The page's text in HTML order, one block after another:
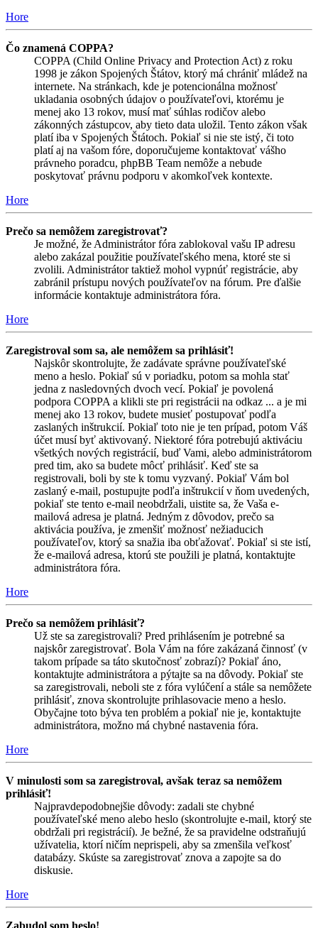
Hore
Čo znamená COPPA?
COPPA (Child Online Privacy and Protection Act) z roku
1998 je zákon Spojených Štátov, ktorý má chrániť mládež na
internete. Na stránkach, kde je potencionálna možnosť
ukladania osobných údajov o používateľovi, ktorému je
menej ako 13 rokov, musí mať súhlas rodičov alebo
zákonných zástupcov, aby tieto data uložil. Tento zákon však
platí iba v Spojených Štátoch. Pokiaľ si nie ste istý, či toto
platí aj na vašom fóre, doporučujeme kontaktovať vášho
právneho poradcu, phpBB Team nemôže a nebude
poskytovať právnu podporu v akomkoľvek kontexte.
Hore
Prečo sa nemôžem zaregistrovať?
Je možné, že Administrátor fóra zablokoval vašu IP adresu
alebo zakázal použitie používateľského mena, ktoré ste si
zvolili. Administrátor taktiež mohol vypnúť registrácie, aby
zabránil prístupu nových používateľov na fórum. Pre ďalšie
informácie kontaktuje administrátora fóra.
Hore
Zaregistroval som sa, ale nemôžem sa prihlásiť!
Najskôr skontrolujte, že zadávate správne používateľské
meno a heslo. Pokiaľ sú v poriadku, potom sa mohla stať
jedna z nasledovných dvoch vecí. Pokiaľ je povolená
podpora COPPA a klikli ste pri registrácii na odkaz ... a je mi
menej ako 13 rokov, budete musieť postupovať podľa
zaslaných inštrukcií. Pokiaľ toto nie je ten prípad, potom Váš
účet musí byť aktivovaný. Niektoré fóra potrebujú aktiváciu
všetkých nových registrácií, buď Vami, alebo administrátorom
pred tim, ako sa budete môcť prihlásiť. Keď ste sa
registrovali, boli by ste k tomu vyzvaný. Pokiaľ Vám bol
zaslaný e-mail, postupujte podľa inštrukcií v ňom uvedených,
pokiaľ ste tento e-mail neobdržali, uistite sa, že Vaša e-
mailová adresa je platná. Jedným z dôvodov, prečo sa
aktivácia používa, je zmenšiť možnosť nežiaducich
používateľov, ktorý sa snažia iba obťažovať. Pokiaľ si ste istí,
že e-mailová adresa, ktorú ste použili je platná, kontaktujte
administrátora fóra.
Hore
Prečo sa nemôžem prihlásiť?
Už ste sa zaregistrovali? Pred prihlásením je potrebné sa
najskôr zaregistrovať. Bola Vám na fóre zakázaná činnosť (v
takom prípade sa táto skutočnosť zobrazí)? Pokiaľ áno,
kontaktujte administrátora a pýtajte sa na dôvody. Pokiaľ ste
sa zaregistrovali, neboli ste z fóra vylúčení a stále sa nemôžete
prihlásiť, znova skontrolujte prihlasovacie meno a heslo.
Obyčajne toto býva ten problém a pokiaľ nie je, kontaktujte
administrátora, možno má chybné nastavenia fóra.
Hore
V minulosti som sa zaregistroval, avšak teraz sa nemôžem
prihlásiť!
Najpravdepodobnejšie dôvody: zadali ste chybné
používateľské meno alebo heslo (skontrolujte e-mail, ktorý ste
obdržali pri registrácií). Je bežné, že sa pravidelne odstraňujú
užívatelia, ktorí ničím neprispeli, aby sa zmenšila veľkosť
databázy. Skúste sa zaregistrovať znova a zapojte sa do
diskusie.
Hore
Zabudol som heslo!